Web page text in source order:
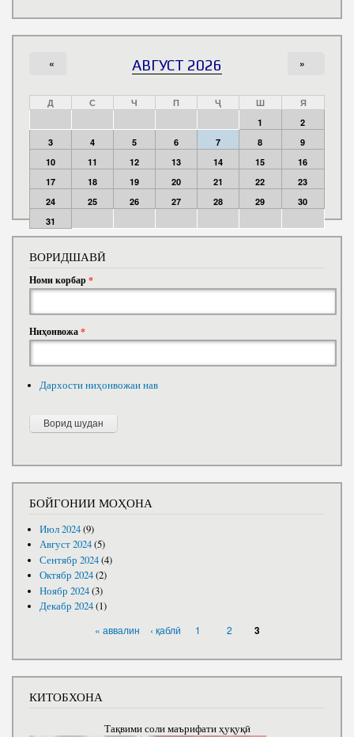
АВГУСТ 2026
« »
Д С Ч П Ҷ Ш
Я
1
2
3
4 5 6 7 8
9
10
11 12 13 14 15
16
17
18 19 20 21 22
23
24
25 26 27 28 29
30
31
ВОРИДШАВӢ
Номи корбар*
Ниҳонвожа*
Дархости ниҳонвожаи нав
БОЙГОНИИ МОҲОНА
Июл 2024(9)
Август 2024(5)
Сентябр 2024(4)
Октябр 2024(2)
Ноябр 2024(3)
Декабр 2024(1)
« аввалин ‹ қаблӣ 1 2 3
КИТОБХОНА
Тақвими соли маърифати ҳуқуқӣ